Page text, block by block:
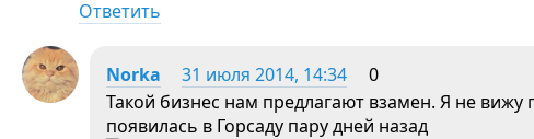
Ответить
Norka 31 июля 2014, 14:34
0
Такой бизнес нам предлагают взамен. Я не
появилась в Горсаду пару дней назад